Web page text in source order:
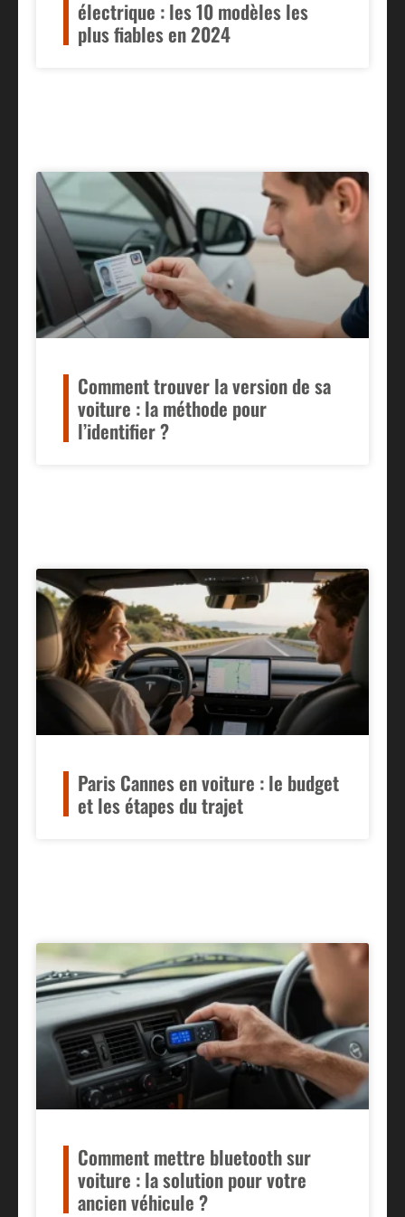
électrique : les 10 modèles les
plus fiables en 2024
Comment trouver la version de sa
voiture : la méthode pour
l’identifier ?
Paris Cannes en voiture : le budget
et les étapes du trajet
Comment mettre bluetooth sur
voiture : la solution pour votre
ancien véhicule ?